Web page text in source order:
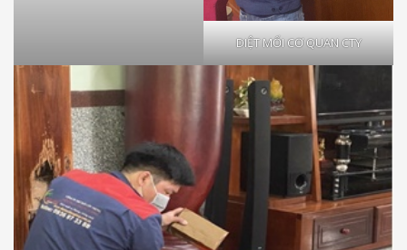
DIỆT MỐI CƠ QUAN CTY